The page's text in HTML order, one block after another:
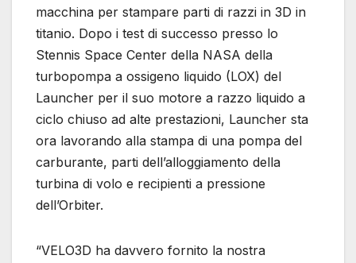
macchina per stampare parti di razzi in 3D in
titanio. Dopo i test di successo presso lo
Stennis Space Center della NASA della
turbopompa a ossigeno liquido (LOX) del
Launcher per il suo motore a razzo liquido a
ciclo chiuso ad alte prestazioni, Launcher sta
ora lavorando alla stampa di una pompa del
carburante, parti dell’alloggiamento della
turbina di volo e recipienti a pressione
dell’Orbiter.
“VELO3D ha davvero fornito la nostra